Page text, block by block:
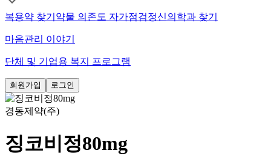
복용약 찾기 약물 의존도 자가점검정신의학과 찾기
마음관리 이야기
단체 및 기업용 복지 프로그램
회원가입 로그인
경동제약(주)
징코비정80mg